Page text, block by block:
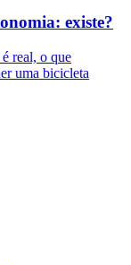
existe?
real, o que
uma bicicleta